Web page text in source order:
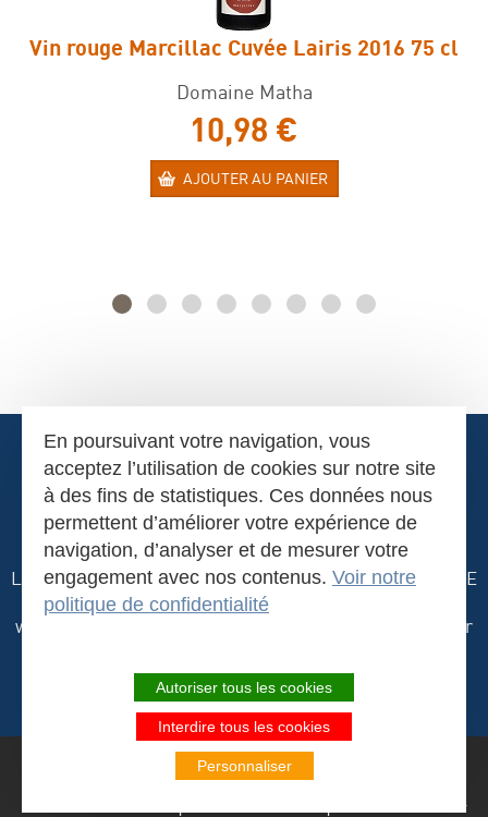
Rechercher
Vin rouge Marcillac Cuvée Lairis 2016 75 cl
Domaine Matha
10,98 €
AJOUTER AU PANIER
La Naucelloise-Z.A. de Merlin-12800 NAUCELLE-GARE
- AVEYRON -Tél.05 65 69 20 20
www.lanaucelloise.fr
contact@lanaucelloise.fr
Frais de port
Conditions de vente
En poursuivant votre navigation, vous
acceptez l’utilisation de cookies sur notre site
à des fins de statistiques. Ces données nous
permettent d’améliorer votre expérience de
navigation, d’analyser et de mesurer votre
engagement avec nos contenus. Voir notre
politique de confidentialité
Autoriser tous les cookies
Interdire tous les cookies
Personnaliser